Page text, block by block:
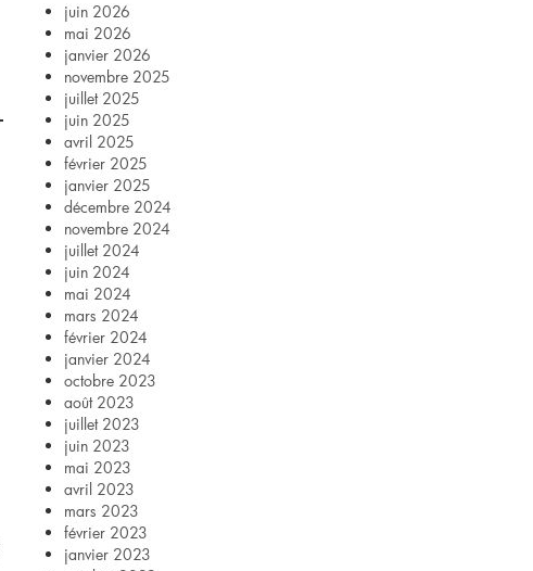
juin 2026
mai 2026
janvier 2026
novembre 2025
juillet 2025
juin 2025
avril 2025
février 2025
janvier 2025
décembre 2024
novembre 2024
juillet 2024
juin 2024
mai 2024
mars 2024
février 2024
janvier 2024
octobre 2023
août 2023
juillet 2023
juin 2023
mai 2023
avril 2023
mars 2023
février 2023
janvier 2023